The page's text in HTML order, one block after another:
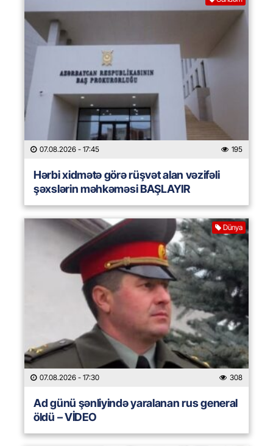
07.08.2026 - 17:45 195
Hərbi xidmətə görə rüşvət alan vəzifəli
şəxslərin məhkəməsi BAŞLAYIR
Dünya
07.08.2026 - 17:30 308
Ad günü şənliyində yaralanan rus general
öldü – VİDEO